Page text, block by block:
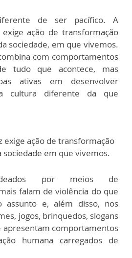
de ser pacífico. A
ação de transformação
sociedade, em que vivemos.
com comportamentos
tudo que acontece, mas
ativas em desenvolver
cultura diferente da que
exige ação de transformação
sociedade em que vivemos.
por meios de
falam de violência do que
assunto e, além disso, nos
jogos, brinquedos, slogans
apresentam comportamentos
humana carregados de